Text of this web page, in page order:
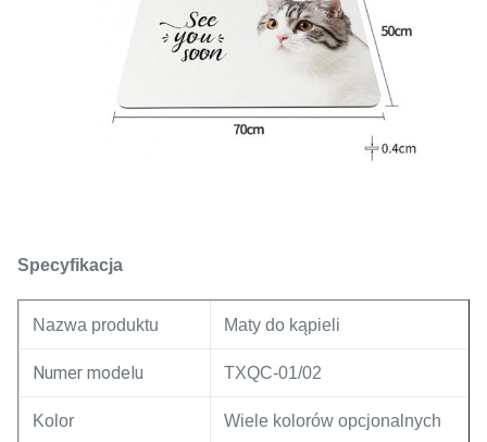
Specyfikacja
Nazwa produktu Maty do kąpieli
Numer modelu TXQC-01/02
Kolor Wiele kolorów opcjonalnych